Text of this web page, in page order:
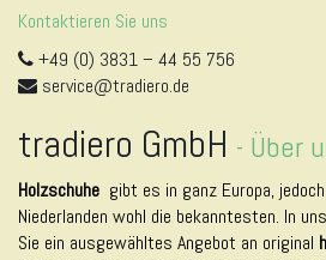
Kontaktieren Sie uns
+49 (0) 3831 – 44 55 756
service@tradiero.de
tradiero GmbH - Über
Holzschuhe gibt es in ganz Europa,
Niederlanden wohl die bekanntesten. In
Sie ein ausgewähltes Angebot an original